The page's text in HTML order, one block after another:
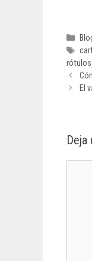
rótulos
El
Deja